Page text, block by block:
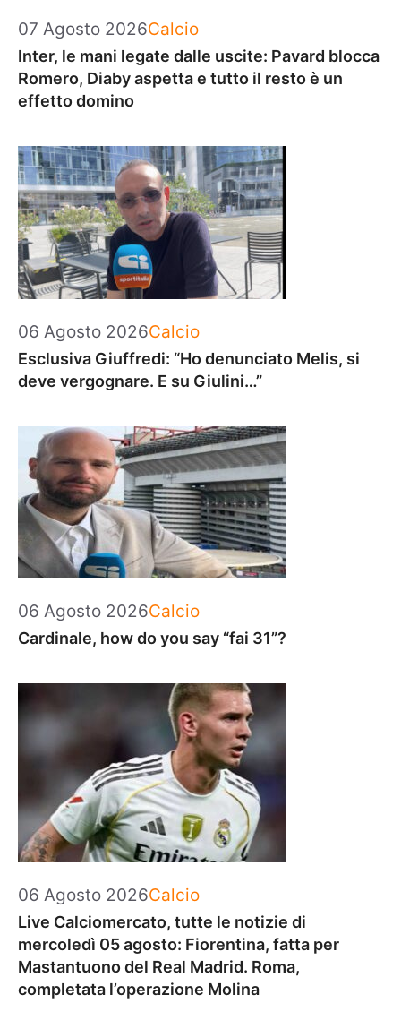
07 Agosto 2026Categorie
Calcio
Inter, le mani legate dalle uscite: Pavard blocca
Romero, Diaby aspetta e tutto il resto è un
effetto domino
06 Agosto 2026Categorie
Calcio
Esclusiva Giuffredi: “Ho denunciato Melis, si
deve vergognare. E su Giulini…”
06 Agosto 2026Categorie
Calcio
Cardinale, how do you say “fai 31”?
06 Agosto 2026Categorie
Calcio
Live Calciomercato, tutte le notizie di
mercoledì 05 agosto: Fiorentina, fatta per
Mastantuono del Real Madrid. Roma,
completata l’operazione Molina